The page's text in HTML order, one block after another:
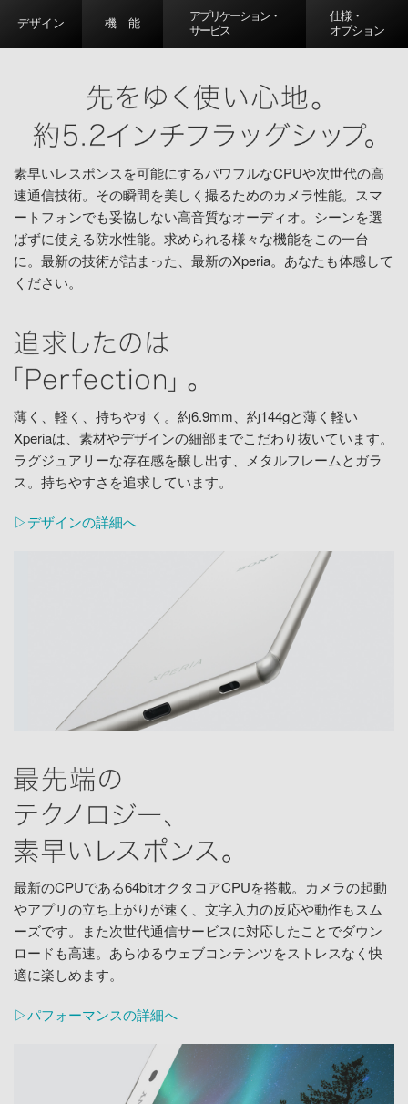
デザイン 機 能
アプリケーション・
サービス
仕様・
オプション
素早いレスポンスを可能にするパワフルなCPUや次世代の高
速通信技術。 その瞬間を美しく撮るためのカメラ性能。スマ
ートフォンでも妥協しない高音質なオーディオ。シーンを選
ばずに使える防水性能。 求められる様々な機能をこの一台
に。 最新の技術が詰まった、最新のXperia。あなたも体感して
ください。
薄く、軽く、持ちやすく。約6.9mm、約144gと薄く軽い
Xperiaは、素材やデザインの細部までこだわり抜いています。
ラグジュアリーな存在感を醸し出す、メタルフレームとガラ
ス。持ちやすさを追求しています。
▷デザインの詳細へ
最新のCPUである64bitオクタコアCPUを搭載。カメラの起動
やアプリの立ち上がりが速く、文字入力の反応や動作もスム
ーズです。また次世代通信サービスに対応したことでダウン
ロードも高速。あらゆるウェブコンテンツをストレスなく快
適に楽しめます。
▷パフォーマンスの詳細へ